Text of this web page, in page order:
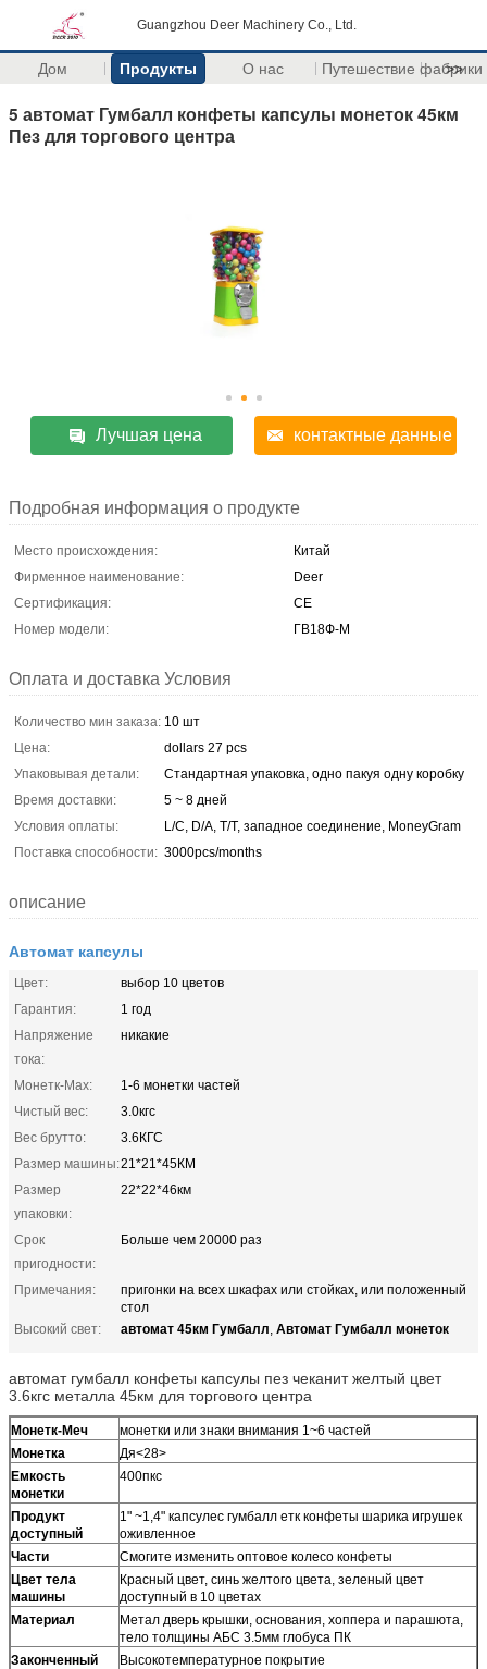
Guangzhou Deer Machinery Co., Ltd.
Дом Продукты О нас Путешествие фабрики
>>
5 автомат Гумбалл конфеты капсулы монеток 45км
Пез для торгового центра
Лучшая цена контактные данные
Подробная информация о продукте
Место происхождения:
Китай
Фирменное наименование:
Deer
Сертификация:
CE
Номер модели:
ГВ18Ф-М
Оплата и доставка Условия
Количество мин заказа: 10 шт
Цена:
dollars 27 pcs
Упаковывая детали:
Стандартная упаковка, одно пакуя одну коробку
Время доставки:
5 ~ 8 дней
Условия оплаты:
L/C, D/A, T/T, западное соединение, MoneyGram
Поставка способности: 3000pcs/months
описание
Автомат капсулы
Цвет:
выбор 10 цветов
Гарантия:
1 год
Напряжение
тока:
никакие
Монетк-Мах:
1-6 монетки частей
Чистый вес:
3.0кгс
Вес брутто:
3.6КГС
Размер машины:21*21*45КМ
Размер
упаковки:
22*22*46км
Срок
пригодности:
Больше чем 20000 раз
Примечания:
пригонки на всех шкафах или стойках, или положенный
стол
Высокий свет:
автомат 45км Гумбалл, Автомат Гумбалл монеток
автомат гумбалл конфеты капсулы пез чеканит желтый цвет
3.6кгс металла 45км для торгового центра
Монетк-Меч
монетки или знаки внимания 1~6 частей
Монетка
Дя<28>
Емкость
монетки
400пкс
Продукт
доступный
1" ~1,4" капсулес гумбалл етк конфеты шарика игрушек
оживленное
Части
Смогите изменить оптовое колесо конфеты
Цвет тела
машины
Красный цвет, синь желтого цвета, зеленый цвет
доступный в 10 цветах
Материал
Метал дверь крышки, основания, хоппера и парашюта,
тело толщины АБС 3.5мм глобуса ПК
Законченный
Высокотемпературное покрытие